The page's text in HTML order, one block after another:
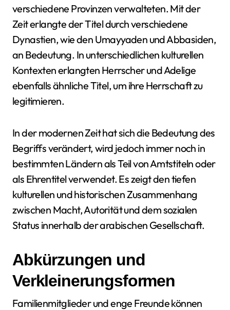
verschiedene Provinzen verwalteten. Mit der
Zeit erlangte der Titel durch verschiedene
Dynastien, wie den Umayyaden und Abbasiden,
an Bedeutung. In unterschiedlichen kulturellen
Kontexten erlangten Herrscher und Adelige
ebenfalls ähnliche Titel, um ihre Herrschaft zu
legitimieren.
In der modernen Zeit hat sich die Bedeutung des
Begriffs verändert, wird jedoch immer noch in
bestimmten Ländern als Teil von Amtstiteln oder
als Ehrentitel verwendet. Es zeigt den tiefen
kulturellen und historischen Zusammenhang
zwischen Macht, Autorität und dem sozialen
Status innerhalb der arabischen Gesellschaft.
Abkürzungen und
Verkleinerungsformen
Familienmitglieder und enge Freunde können